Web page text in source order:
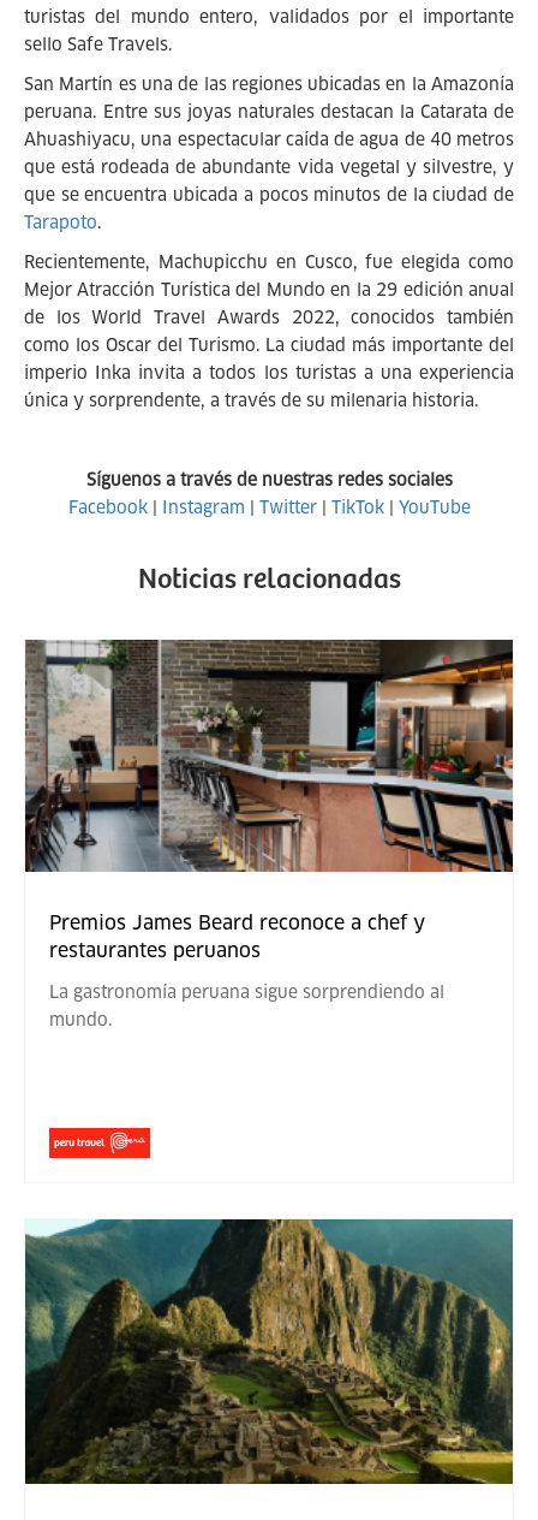
turistas del mundo entero, validados por el importante
sello Safe Travels.
San Martín es una de las regiones ubicadas en la Amazonía
peruana. Entre sus joyas naturales destacan la Catarata de
Ahuashiyacu, una espectacular caída de agua de 40 metros
que está rodeada de abundante vida vegetal y silvestre, y
que se encuentra ubicada a pocos minutos de la ciudad de
Tarapoto.
Recientemente, Machupicchu en Cusco, fue elegida como
Mejor Atracción Turística del Mundo en la 29 edición anual
de los World Travel Awards 2022, conocidos también
como los Oscar del Turismo. La ciudad más importante del
imperio Inka invita a todos los turistas a una experiencia
única y sorprendente, a través de su milenaria historia.
Síguenos a través de nuestras redes sociales
Facebook| Instagram | Twitter| TikTok| YouTube
Noticias relacionadas
Premios James Beard reconoce a chef y
restaurantes peruanos
La gastronomía peruana sigue sorprendiendo al
mundo.